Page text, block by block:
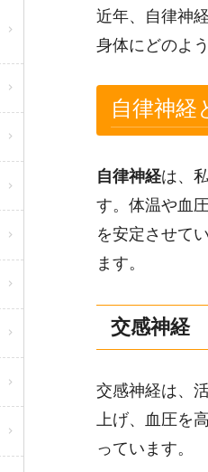
近年、自律神
身体にどのよ
自律神経
自律神経は、
す。体温や血
を安定させて
ます。
交感神経
交感神経は、
上げ、血圧を
っています。